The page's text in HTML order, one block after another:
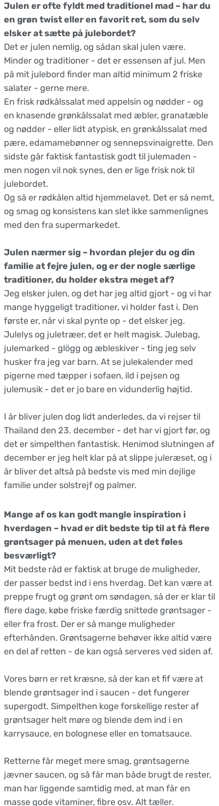
Julen er ofte fyldt med traditionel mad – har du
en grøn twist eller en favorit ret, som du selv
elsker at sætte på julebordet?
Det er julen nemlig, og sådan skal julen være.
Minder og traditioner - det er essensen af jul. Men
på mit julebord finder man altid minimum 2 friske
salater - gerne mere.
En frisk rødkålssalat med appelsin og nødder - og
en knasende grønkålssalat med æbler, granatæble
og nødder - eller lidt atypisk, en grønkålssalat med
pære, edamamebønner og sennepsvinaigrette. Den
sidste går faktisk fantastisk godt til julemaden -
men nogen vil nok synes, den er lige frisk nok til
julebordet.
Og så er rødkålen altid hjemmelavet. Det er så nemt,
og smag og konsistens kan slet ikke sammenlignes
med den fra supermarkedet.
Julen nærmer sig – hvordan plejer du og din
familie at fejre julen, og er der nogle særlige
traditioner, du holder ekstra meget af?
Jeg elsker julen, og det har jeg altid gjort - og vi har
mange hyggeligt traditioner, vi holder fast i. Den
første er, når vi skal pynte op - det elsker jeg.
Julelys og juletræer, det er helt magisk. Julebag,
julemarked - glögg og æbleskiver - ting jeg selv
husker fra jeg var barn. At se julekalender med
pigerne med tæpper i sofaen, ild i pejsen og
julemusik - det er jo bare en vidunderlig højtid.
I år bliver julen dog lidt anderledes, da vi rejser til
Thailand den 23. december - det har vi gjort før, og
det er simpelthen fantastisk. Henimod slutningen af
december er jeg helt klar på at slippe juleræset, og i
år bliver det altså på bedste vis med min dejlige
familie under solstrejf og palmer.
Mange af os kan godt mangle inspiration i
hverdagen – hvad er dit bedste tip til at få flere
grøntsager på menuen, uden at det føles
besværligt?
Mit bedste råd er faktisk at bruge de muligheder,
der passer bedst ind i ens hverdag. Det kan være at
preppe frugt og grønt om søndagen, så der er klar til
flere dage, købe friske færdig snittede grøntsager -
eller fra frost. Der er så mange muligheder
efterhånden. Grøntsagerne behøver ikke altid være
en del af retten - de kan også serveres ved siden af.
Vores børn er ret kræsne, så der kan et fif være at
blende grøntsager ind i saucen - det fungerer
supergodt. Simpelthen koge forskellige rester af
grøntsager helt møre og blende dem ind i en
karrysauce, en bolognese eller en tomatsauce.
Retterne får meget mere smag, grøntsagerne
jævner saucen, og så får man både brugt de rester,
man har liggende samtidig med, at man får en
masse gode vitaminer, fibre osv. Alt tæller.